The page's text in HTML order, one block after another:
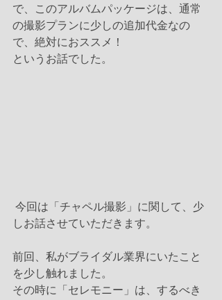
で、このアルバムパッケージは、通常
の撮影プランに少しの追加代金なの
で、絶対におススメ！
というお話でした。
しお話させていただきます。
前回、私がブライダル業界にいたこと
を少し触れました。
その時に「セレモニー」は、するべき